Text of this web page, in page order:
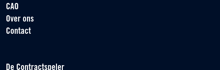
CAO
Over ons
Contact
De Contractspeler